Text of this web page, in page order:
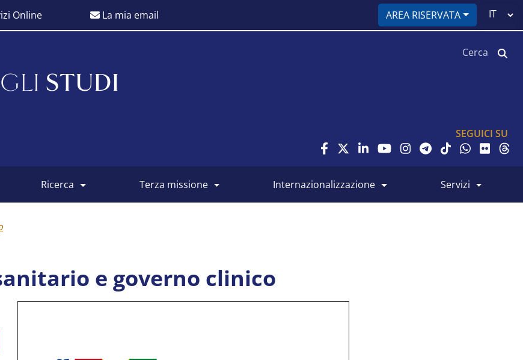
Online La mia email AREA RISERVATA
Select
STUDI
SEGUICI SU
ricerca terza missione internazionalizzazione servizi
e governo clinico